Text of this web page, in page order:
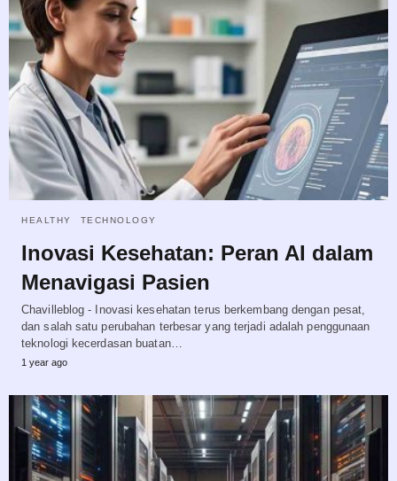
HEALTHY TECHNOLOGY
Inovasi Kesehatan: Peran AI dalam
Menavigasi Pasien
Chavilleblog - Inovasi kesehatan terus berkembang dengan pesat,
dan salah satu perubahan terbesar yang terjadi adalah penggunaan
teknologi kecerdasan buatan…
1 year ago